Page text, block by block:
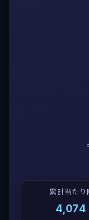
累計当たり
4,074